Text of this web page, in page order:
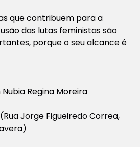
que contribuem para a
das lutas feministas são
porque o seu alcance é
Regina Moreira
Jorge Figueiredo Correa,